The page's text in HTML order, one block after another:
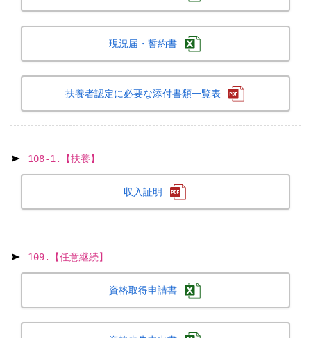
現況届・誓約書
扶養者認定に必要な添付書類一覧表
108-1.【扶養】
収入証明
109.【任意継続】
資格取得申請書